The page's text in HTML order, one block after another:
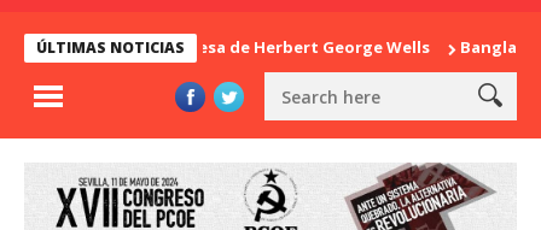
ÚLTIMAS NOTICIAS
La sorpresa de Herbert George Wells Bangladesh: